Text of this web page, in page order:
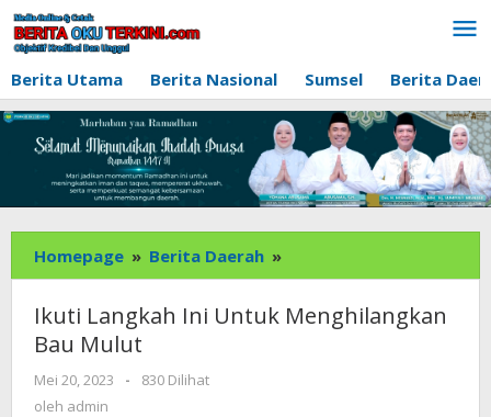
Lewati
ke
konten
Berita Utama
Berita Nasional Sumsel Berita
Homepage » Berita Daerah »
Langkah
Untuk
Ikuti Langkah Ini Untuk Menghilangkan
Bau Mulut
Mei 20, 2023
oleh
-
830 Dilihat
oleh admin